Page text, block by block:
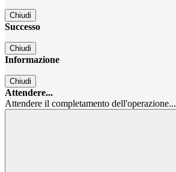
Chiudi
Successo
Chiudi
Informazione
Chiudi
Attendere...
Attendere il completamento dell'operazione...